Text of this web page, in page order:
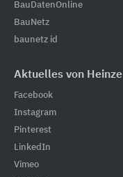
BauDatenOnline
BauNetz
baunetz id
Aktuelles von Heinze
Facebook
Instagram
Pinterest
LinkedIn
Vimeo